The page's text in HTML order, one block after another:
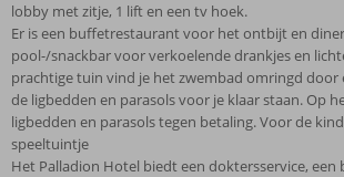
lobby met zitje, 1 lift en een tv hoek.
Er is een buffetrestaurant voor het ontbijt en
pool-/snackbar voor verkoelende drankjes en
prachtige tuin vind je het zwembad omringd door
de ligbedden en parasols voor je klaar staan. Op
ligbedden en parasols tegen betaling. Voor de
speeltuintje
Het Palladion Hotel biedt een doktersservice, een